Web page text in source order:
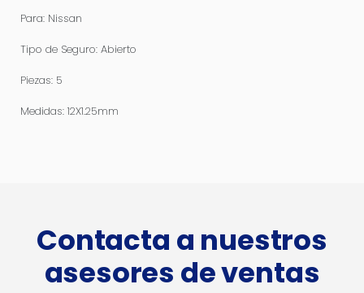
Para: Nissan
Tipo de Seguro: Abierto
Piezas: 5
Medidas: 12X1.25mm
Contacta a nuestros
asesores de ventas